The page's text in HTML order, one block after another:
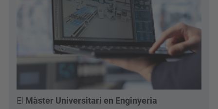
El Màster Universitari en Enginyeria